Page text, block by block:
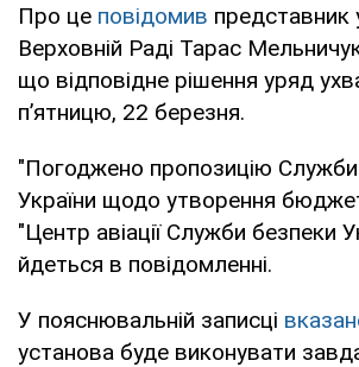
Про це повідомив представник
Верховній Раді Тарас
що відповідне рішення уряд
п’ятницю, 22 березня.
"Погоджено пропозицію
України щодо утворення
"Центр авіації Служби безпеки
йдеться в повідомленні.
У пояснювальній записці
установа буде виконувати